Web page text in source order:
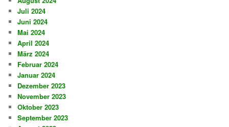
Juli 2024
Juni 2024
Mai 2024
April 2024
März 2024
Februar 2024
Januar 2024
Dezember 2023
November 2023
Oktober 2023
September 2023